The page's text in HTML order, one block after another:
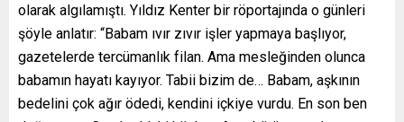
olarak algılamıştı. Yıldız Kenter bir röportajında o günleri
şöyle anlatır: “Babam ıvır zıvır işler yapmaya başlıyor,
gazetelerde tercümanlık filan. Ama mesleğinden olunca
babamın hayatı kayıyor. Tabii bizim de… Babam, aşkının
bedelini çok ağır ödedi, kendini içkiye vurdu. En son ben